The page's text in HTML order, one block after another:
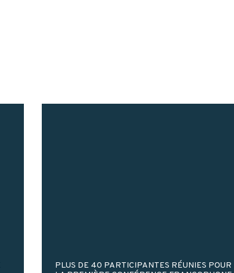
PLUS DE 40 PARTICIPANTES RÉUNIES POUR